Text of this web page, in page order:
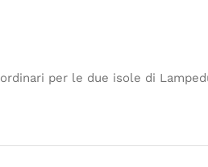
per le due isole di